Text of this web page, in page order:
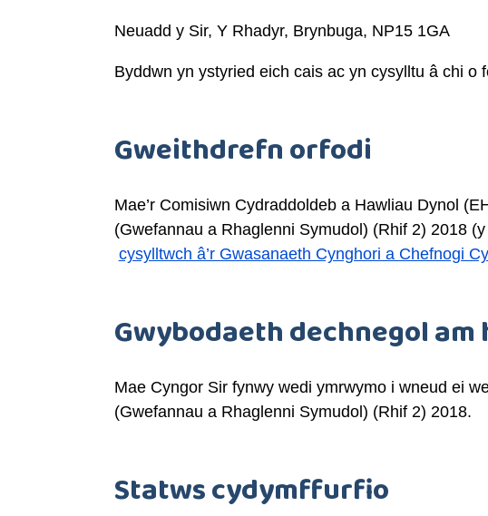
Neuadd y Sir, Y Rhadyr, Brynbuga, NP15 1GA
Byddwn yn ystyried eich cais ac yn cysylltu â chi o
Gweithdrefn orfodi
Mae’r Comisiwn Cydraddoldeb a Hawliau Dynol
(Gwefannau a Rhaglenni Symudol) (Rhif 2) 2018
cysylltwch â’r Gwasanaeth Cynghori a Chefnogi
Gwybodaeth dechnegol
Mae Cyngor Sir fynwy wedi ymrwymo i wneud ei
(Gwefannau a Rhaglenni Symudol) (Rhif 2) 2018.
Statws cydymffurfio